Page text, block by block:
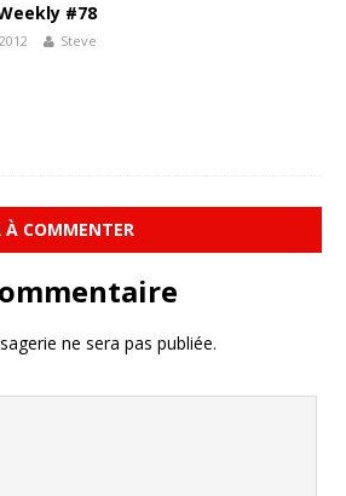
#78
Steve
À COMMENTER
ne sera pas publiée.